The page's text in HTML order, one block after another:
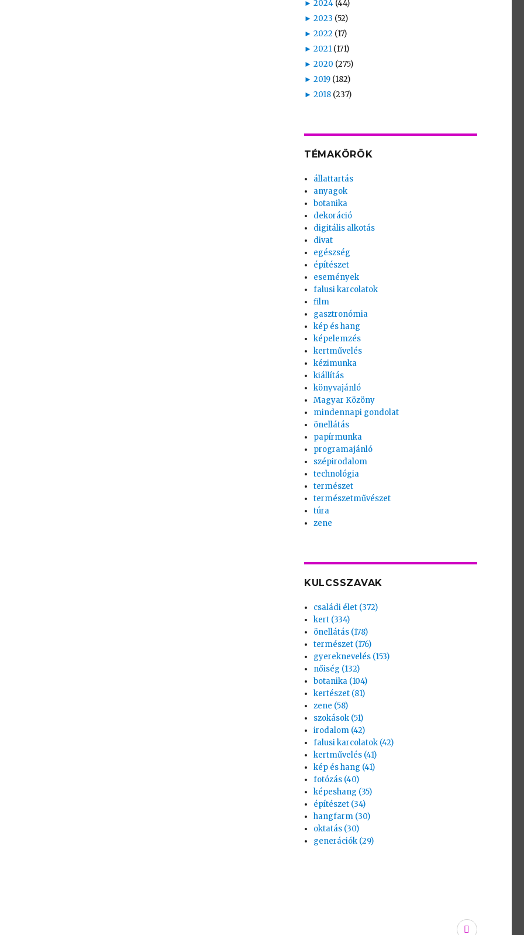
► 2024 (44)
► 2023 (52)
► 2022 (17)
► 2021 (171)
► 2020 (275)
► 2019 (182)
► 2018 (237)
TÉMAKÖRÖK
állattartás
anyagok
botanika
dekoráció
digitális alkotás
divat
egészség
építészet
események
falusi karcolatok
film
gasztronómia
kép és hang
képelemzés
kertművelés
kézimunka
kiállítás
könyvajánló
Magyar Közöny
mindennapi gondolat
önellátás
papírmunka
programajánló
szépirodalom
technológia
természet
természetművészet
túra
zene
KULCSSZAVAK
családi élet (372)
kert (334)
önellátás (178)
természet (176)
gyereknevelés (153)
nőiség (132)
botanika (104)
kertészet (81)
zene (58)
szokások (51)
irodalom (42)
falusi karcolatok (42)
kertművelés (41)
kép és hang (41)
fotózás (40)
képeshang (35)
építészet (34)
hangfarm (30)
oktatás (30)
generációk (29)